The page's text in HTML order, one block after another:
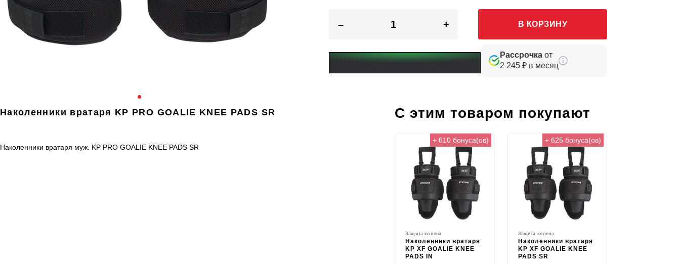
– + В КОРЗИНУ
Рассрочка от
2 245 ₽ в месяц
Наколенники вратаря KP PRO GOALIE KNEE PADS SR
Наколенники вратаря муж. KP PRO GOALIE KNEE PADS SR
С этим товаром покупают
+ 610 бонуса(ов)
Защита колена
Наколенники вратаря
KP XF GOALIE KNEE
PADS IN
+ 625 бонуса(ов)
Защита колена
Наколенники вратаря
KP XF GOALIE KNEE
PADS SR